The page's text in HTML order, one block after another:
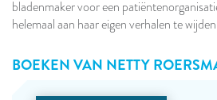
bladenmaker voor een
helemaal aan haar eigen verhalen te
BOEKEN VAN NETTY